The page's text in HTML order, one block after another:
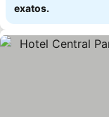
exatos.